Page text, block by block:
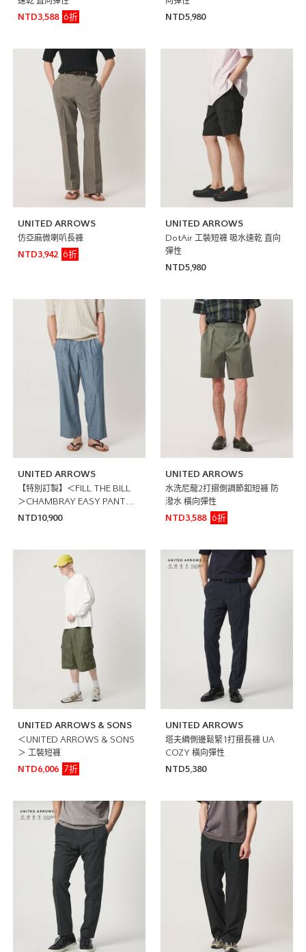
NTD3,588
6折
NTD5,980
UNITED ARROWS
仿亞麻微喇叭長褲
NTD3,942
6折
UNITED ARROWS
DotAir 工裝短褲 吸水速乾 直向
彈性
NTD5,980
UNITED ARROWS
【特別訂製】＜FILL THE BILL
＞CHAMBRAY EASY PANTS/
輕便褲 日本製
NTD10,900
UNITED ARROWS
水洗尼龍2打摺側調節釦短褲 防
潑水 橫向彈性
NTD3,588
6折
UNITED ARROWS & SONS
＜UNITED ARROWS & SONS
＞ 工裝短褲
NTD6,006
7折
UNITED ARROWS
塔夫綢側邊鬆緊1打摺長褲 UA
COZY 橫向彈性
NTD5,380